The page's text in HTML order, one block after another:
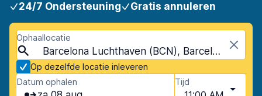
24/7 Ondersteuning Gratis annuleren
Ophaallocatie
Barcelona Luchthaven (BCN), Barcelona, Spanje
Op dezelfde locatie inleveren
Datum ophalen
Tijd